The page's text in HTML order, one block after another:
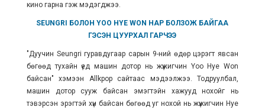
кино гарна гэж мэдэгджээ.
SEUNGRI БОЛОН YOO HYE WON НАР БОЛЗОЖ БАЙГАА
ГЭСЭН ЦУУРХАЛ ГАРЧЭЭ
"Дуучин Seungri гуравдугаар сарын 9-ний өдөр цэрэгт явсан
бөгөөд тухайн үед машин дотор нь жүжигчин Yoo Hye Won
байсан" хэмээн Allkpop сайтаас мэдээлжээ. Тодруулбал,
машин дотор сууж байсан эмэгтэйн хажууд нохойг нь
тэвэрсэн эрэгтэй хүн байсан бөгөөд уг нохой нь жүжигчин Hye